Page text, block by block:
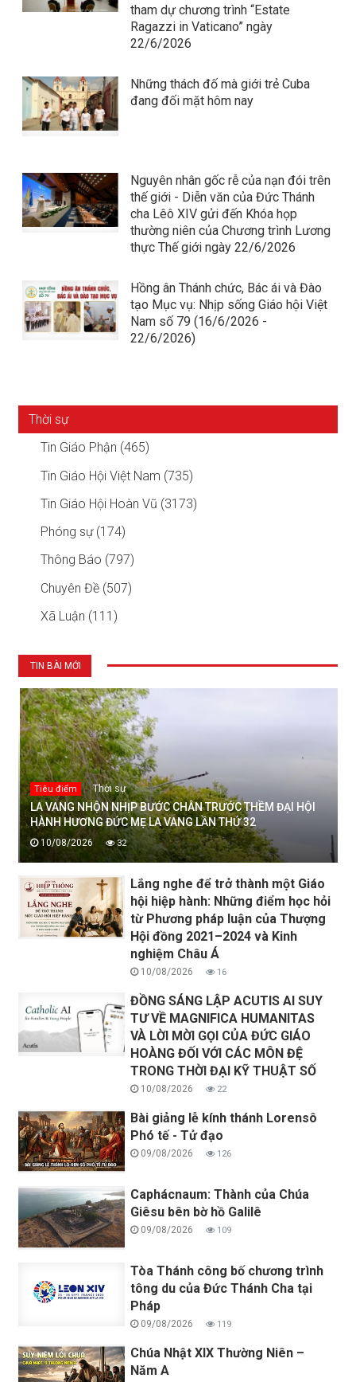
tham dự chương trình “Estate
Ragazzi in Vaticano” ngày
22/6/2026
Những thách đố mà giới trẻ Cuba
đang đối mặt hôm nay
Nguyên nhân gốc rễ của nạn đói trên
thế giới - Diễn văn của Đức Thánh
cha Lêô XIV gửi đến Khóa họp
thường niên của Chương trình Lương
thực Thế giới ngày 22/6/2026
Hồng ân Thánh chức, Bác ái và Đào
tạo Mục vụ: Nhịp sống Giáo hội Việt
Nam số 79 (16/6/2026 -
22/6/2026)
Thời sự
Tin Giáo Phận (465)
Tin Giáo Hội Việt Nam (735)
Tin Giáo Hội Hoàn Vũ (3173)
Phóng sự (174)
Thông Báo (797)
Chuyên Đề (507)
Xã Luận (111)
TIN BÀI MỚI
Tiêu điểm Thời sự
LA VANG NHỘN NHỊP BƯỚC CHÂN TRƯỚC THỀM ĐẠI HỘI
HÀNH HƯƠNG ĐỨC MẸ LA VANG LẦN THỨ 32
10/08/2026 32
Lắng nghe để trở thành một Giáo
hội hiệp hành: Những điểm học hỏi
từ Phương pháp luận của Thượng
Hội đồng 2021–2024 và Kinh
nghiệm Châu Á
10/08/2026 16
ĐỒNG SÁNG LẬP ACUTIS AI SUY
TƯ VỀ MAGNIFICA HUMANITAS
VÀ LỜI MỜI GỌI CỦA ĐỨC GIÁO
HOÀNG ĐỐI VỚI CÁC MÔN ĐỆ
TRONG THỜI ĐẠI KỸ THUẬT SỐ
10/08/2026 22
Bài giảng lễ kính thánh Lorensô
Phó tế - Tử đạo
09/08/2026 126
Caphácnaum: Thành của Chúa
Giêsu bên bờ hồ Galilê
09/08/2026 109
Tòa Thánh công bố chương trình
tông du của Đức Thánh Cha tại
Pháp
09/08/2026 119
Chúa Nhật XIX Thường Niên –
Năm A